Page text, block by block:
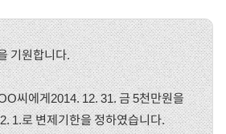
기원합니다.
씨에게2014. 12. 31. 금 5천만원을
1.로 변제기한을 정하였습니다.